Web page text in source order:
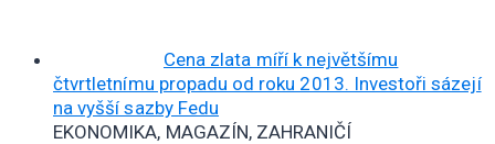
Cena zlata míří k největšímu
čtvrtletnímu propadu od roku 2013. Investoři sázejí
na vyšší sazby Fedu
EKONOMIKA, MAGAZÍN, ZAHRANIČÍ